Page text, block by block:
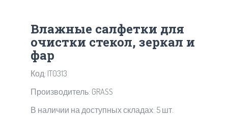
Влажные салфетки для
очистки стекол, зеркал и
фар
Код: IT0313
Производитель: GRASS
В наличии на доступных складах: 5 шт.